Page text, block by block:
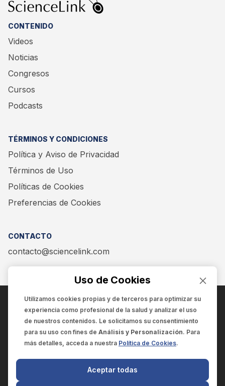
CONTENIDO
Videos
Noticias
Congresos
Cursos
Podcasts
TÉRMINOS Y CONDICIONES
Política y Aviso de Privacidad
Términos de Uso
Políticas de Cookies
Preferencias de Cookies
CONTACTO
contacto@sciencelink.com
ENCUÉNTRANOS EN:
SCIENCELINK
Uso de Cookies
Utilizamos cookies propias y de terceros para optimizar su
experiencia como profesional de la salud y analizar el uso
de nuestros contenidos. Le solicitamos su consentimiento
para su uso con fines de Análisis y Personalización. Para
más detalles, acceda a nuestra Política de Cookies.
Aceptar todas